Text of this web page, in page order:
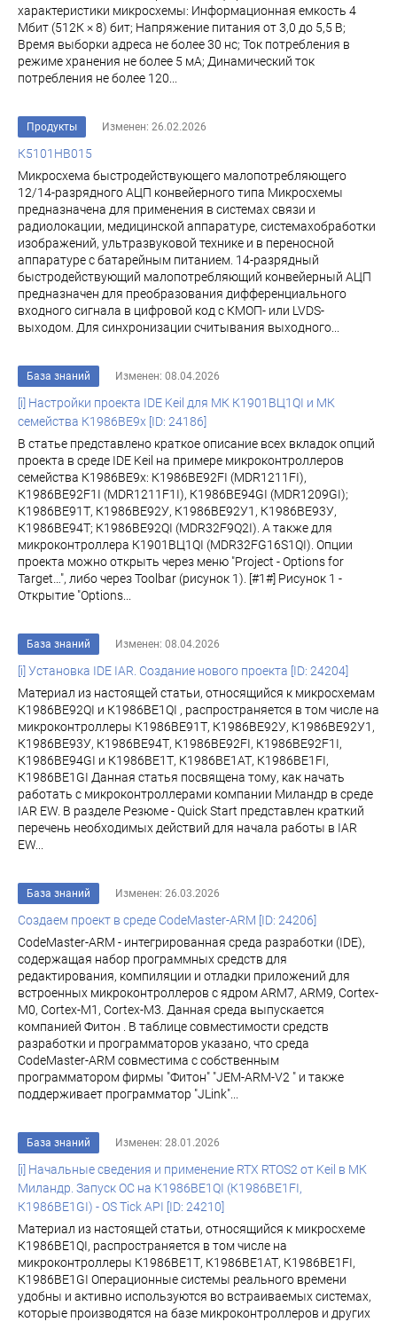
характеристики микросхемы: Информационная емкость 4
Мбит (512К × 8) бит; Напряжение питания от 3,0 до 5,5 В;
Время выборки адреса не более 30 нс; Ток потребления в
режиме хранения не более 5 мА; Динамический ток
потребления не более 120...
Продукты Изменен: 26.02.2026
К5101НВ015
Микросхема быстродействующего малопотребляющего
12/14-разрядного АЦП конвейерного типа Микросхемы
предназначена для применения в системах связи и
радиолокации, медицинской аппаратуре, системахобработки
изображений, ультразвуковой технике и в переносной
аппаратуре с батарейным питанием. 14-разрядный
быстродействующий малопотребляющий конвейерный АЦП
предназначен для преобразования дифференциального
входного сигнала в цифровой код с КМОП- или LVDS-
выходом. Для синхронизации считывания выходного...
База знаний Изменен: 08.04.2026
[i] Настройки проекта IDE Keil для МК К1901ВЦ1QI и МК
семейства К1986ВЕ9x [ID: 24186]
В статье представлено краткое описание всех вкладок опций
проекта в среде IDE Keil на примере микроконтроллеров
семейства К1986ВЕ9x: К1986ВЕ92FI (MDR1211FI),
К1986ВЕ92F1I (MDR1211F1I), К1986ВЕ94GI (MDR1209GI);
К1986ВЕ91Т, К1986ВЕ92У, К1986ВЕ92У1, К1986ВЕ93У,
К1986ВЕ94Т; К1986ВЕ92QI (MDR32F9Q2I). А также для
микроконтроллера К1901ВЦ1QI (MDR32FG16S1QI). Опции
проекта можно открыть через меню "Project - Options for
Target…", либо через Toolbar (рисунок 1). [#1#] Рисунок 1 -
Открытие "Options...
База знаний Изменен: 08.04.2026
[i] Установка IDE IAR. Создание нового проекта [ID: 24204]
Материал из настоящей статьи, относящийся к микросхемам
К1986ВЕ92QI и К1986ВЕ1QI , распространяется в том числе на
микроконтроллеры К1986ВЕ91Т, К1986ВЕ92У, К1986ВЕ92У1,
К1986ВЕ93У, К1986ВЕ94Т, К1986ВЕ92FI, К1986ВЕ92F1I,
К1986ВЕ94GI и К1986ВЕ1Т, К1986ВЕ1АТ, К1986ВЕ1FI,
К1986ВЕ1GI Данная статья посвящена тому, как начать
работать с микроконтроллерами компании Миландр в среде
IAR EW. В разделе Резюме - Quick Start представлен краткий
перечень необходимых действий для начала работы в IAR
EW...
База знаний Изменен: 26.03.2026
Создаем проект в среде CodeMaster-ARM [ID: 24206]
CodeMaster-ARM - интегрированная среда разработки (IDE),
содержащая набор программных средств для
редактирования, компиляции и отладки приложений для
встроенных микроконтроллеров с ядром ARM7, ARM9, Cortex-
M0, Cortex-M1, Cortex-M3. Данная среда выпускается
компанией Фитон . В таблице совместимости средств
разработки и программаторов указано, что среда
CodeMaster-ARM совместима с собственным
программатором фирмы "Фитон" "JEM-ARM-V2 " и также
поддерживает программатор "JLink"...
База знаний Изменен: 28.01.2026
[i] Начальные сведения и применение RTX RTOS2 от Keil в МК
Миландр. Запуск ОС на К1986ВЕ1QI (К1986ВЕ1FI,
К1986ВЕ1GI) - OS Tick API [ID: 24210]
Материал из настоящей статьи, относящийся к микросхеме
К1986ВЕ1QI, распространяется в том числе на
микроконтроллеры К1986ВЕ1Т, К1986ВЕ1АТ, К1986ВЕ1FI,
К1986ВЕ1GI Операционные системы реального времени
удобны и активно используются во встраиваемых системах,
которые производятся на базе микроконтроллеров и других